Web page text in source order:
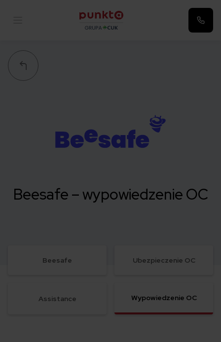
Beesafe – wypowiedzenie OC
Beesafe Ubezpieczenie OC
Assistance Wypowiedzenie OC